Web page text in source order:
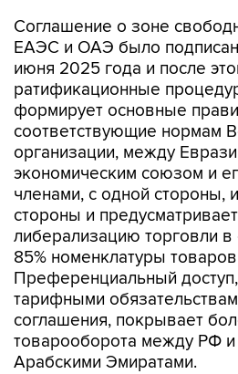
Соглашение о зоне
ЕАЭС и ОАЭ было
июня 2025 года и после
ратификационные
формирует основные
соответствующие нормам
организации, между
экономическим союзом и
членами, с одной стороны,
стороны и
либерализацию торговли
85% номенклатуры
Преференциальный
тарифными
соглашения, покрывает
товарооборота между РФ
Арабскими Эмиратами.